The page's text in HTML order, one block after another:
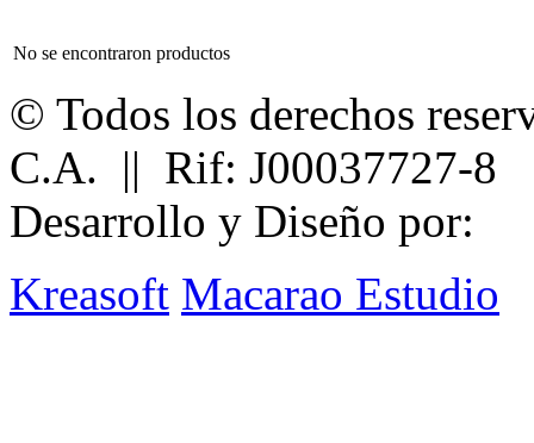
No se encontraron productos
© Todos los derechos
C.A. || Rif: J00037727-8
Desarrollo y Diseño por:
Kreasoft Macarao Estudio